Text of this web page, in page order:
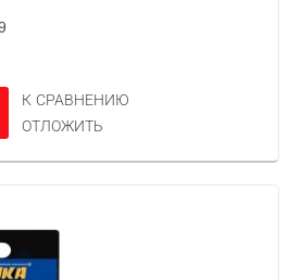
К СРАВНЕНИЮ
ОТЛОЖИТЬ